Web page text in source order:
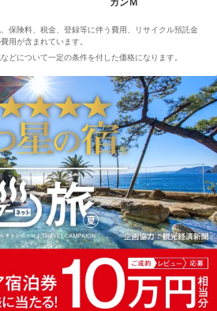
保険料、税金、登録等に伴う費用、リサイクル預託金
用が含まれています。
どについて一定の条件を付した価格になります。